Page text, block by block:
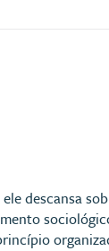
descansa